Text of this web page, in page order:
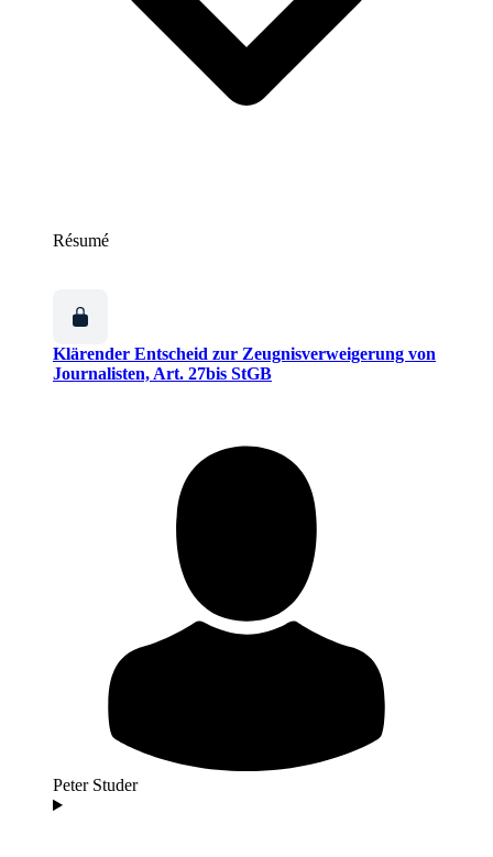
Résumé
Klärender Entscheid zur Zeugnisverweigerung von
Journalisten, Art. 27bis StGB
Peter Studer